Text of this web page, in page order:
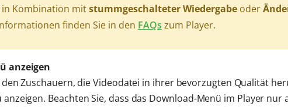
Kombination mitstummgeschalteter Wiedergabe oder
finden Sie in den FAQs zum Player.
anzeigen
den Zuschauern, die Videodatei in ihrer bevorzugten Qualität
Beachten Sie, dass das Download-Menü im Player